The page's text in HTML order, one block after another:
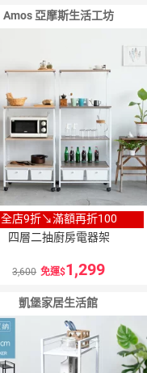
Amos 亞摩斯生活工坊
全店9折↘滿額再折100
四層二抽廚房電器架
3,600 免運 1,299
凱堡家居生活館